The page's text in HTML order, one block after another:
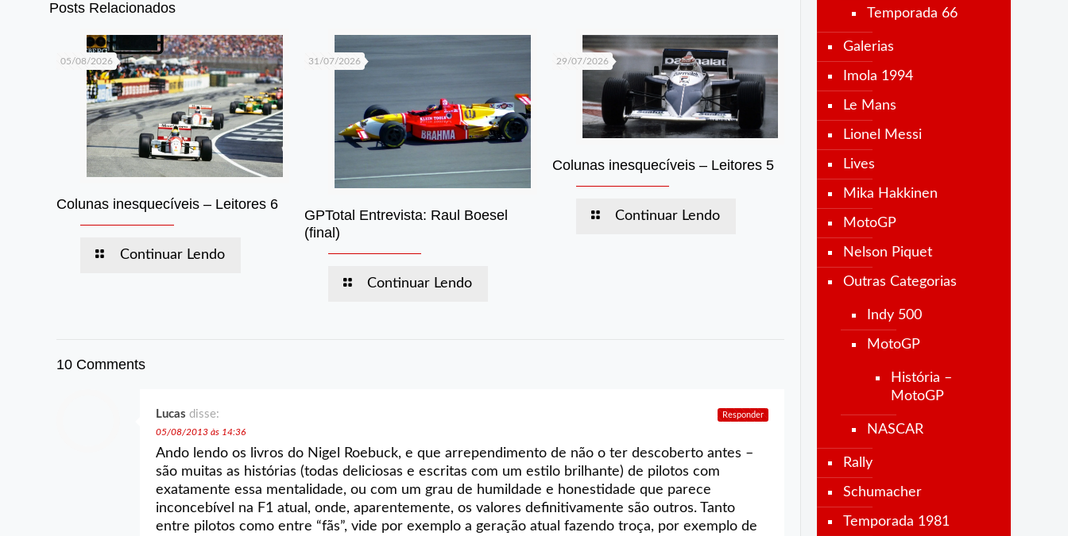
Posts Relacionados
05/08/2026
Colunas inesquecíveis – Leitores 6
Continuar Lendo
31/07/2026
GPTotal Entrevista: Raul Boesel
(final)
Continuar Lendo
29/07/2026
Colunas inesquecíveis – Leitores 5
Continuar Lendo
10 Comments
Lucas disse:
05/08/2013 às 14:36
Ando lendo os livros do Nigel Roebuck, e que arrependimento de não o ter descoberto antes –
são muitas as histórias (todas deliciosas e escritas com um estilo brilhante) de pilotos com
exatamente essa mentalidade, ou com um grau de humildade e honestidade que parece
inconcebível na F1 atual, onde, aparentemente, os valores definitivamente são outros. Tanto
entre pilotos como entre “fãs”, vide por exemplo a geração atual fazendo troça, por exemplo de
Responder
Temporada 66
Galerias
Imola 1994
Le Mans
Lionel Messi
Lives
Mika Hakkinen
MotoGP
Nelson Piquet
Outras Categorias
Indy 500
MotoGP
História –
MotoGP
NASCAR
Rally
Schumacher
Temporada 1981